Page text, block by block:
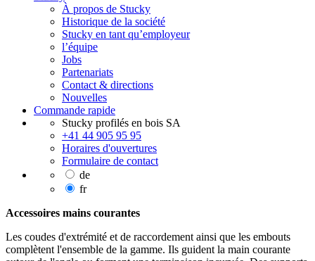
À propos de Stucky
Historique de la société
Stucky en tant qu’employeur
l’équipe
Jobs
Partenariats
Contact & directions
Nouvelles
Commande rapide
Stucky profilés en bois SA
+41 44 905 95 95
Horaires d'ouvertures
Formulaire de contact
de
fr
Accessoires mains courantes
Les coudes d'extrémité et de raccordement ainsi que les embouts
complètent l'ensemble de la gamme. Ils guident la main courante